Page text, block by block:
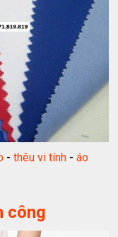
-thêu vi tính -áo
công